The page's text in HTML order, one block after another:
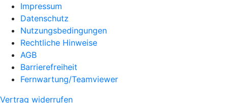
Impressum
Datenschutz
Nutzungsbedingungen
Rechtliche Hinweise
AGB
Barrierefreiheit
Fernwartung/Teamviewer
Vertrag widerrufen